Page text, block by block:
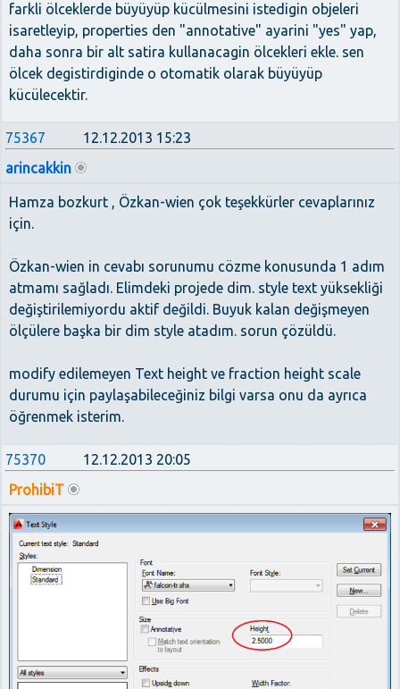
farkli ölceklerde büyüyüp kücülmesini istedigin objeleri
isaretleyip, properties den "annotative" ayarini "yes" yap,
daha sonra bir alt satira kullanacagin ölcekleri ekle. sen
ölcek degistirdiginde o otomatik olarak büyüyüp
kücülecektir.
75367
12.12.2013 15:23
arincakkin
Hamza bozkurt , Özkan-wien çok teşekkürler cevaplarınız
için.
Özkan-wien in cevabı sorunumu cözme konusunda 1 adım
atmamı sağladı. Elimdeki projede dim. style text yüksekliği
değiştirilemiyordu aktif değildi. Buyuk kalan değişmeyen
ölçülere başka bir dim style atadım. sorun çözüldü.
modify edilemeyen Text height ve fraction height scale
durumu için paylaşabileceğiniz bilgi varsa onu da ayrıca
öğrenmek isterim.
75370
12.12.2013 20:05
ProhibiT